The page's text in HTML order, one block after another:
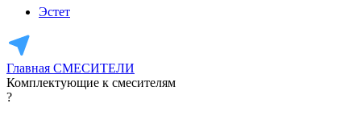
Эстет
Главная СМЕСИТЕЛИ
Комплектующие к смесителям
?